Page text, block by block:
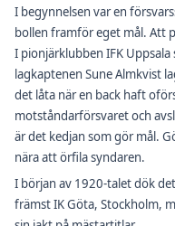
I begynnelsen var en
bollen framför eget mål. Att
I pionjärklubben IFK
lagkaptenen Sune Almkvist
det låta när en back haft
motståndarförsvaret och
är det kedjan som gör mål.
nära att örfila syndaren.
I början av 1920-talet dök
främst IK Göta, Stockholm,